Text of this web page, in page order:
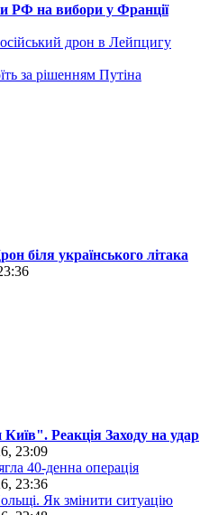
РФ на вибори у Франції
дрон в Лейпцигу
за рішенням Путіна
біля українського літака
Реакція Заходу на удар
23:09
40-денна операція
23:36
Як змінити ситуацію